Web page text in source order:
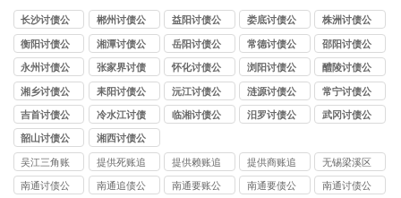
长沙讨债公
司
郴州讨债公
司
益阳讨债公
司
娄底讨债公
司
株洲讨债公
司
衡阳讨债公
司
湘潭讨债公
司
岳阳讨债公
司
常德讨债公
司
邵阳讨债公
司
永州讨债公
司
张家界讨债
公司
怀化讨债公
司
浏阳讨债公
司
醴陵讨债公
司
湘乡讨债公
司
耒阳讨债公
司
沅江讨债公
司
涟源讨债公
司
常宁讨债公
司
吉首讨债公
司
冷水江讨债
公司
临湘讨债公
汨罗讨债公
武冈讨债公
韶山讨债公
司
湘西讨债公
司
吴江三角账
追收
提供死账追
收
提供赖账追
收
提供商账追
收
无锡梁溪区
讨债公司
南通讨债公
南通追债公
南通要账公
南通要债公
南通讨债公